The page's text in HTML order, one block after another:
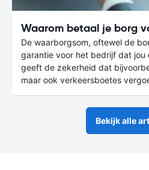
Waarom betaal je borg
De waarborgsom, oftewel de
garantie voor het bedrijf dat jou
geeft de zekerheid dat
maar ook verkeersboetes
Bekijk alle